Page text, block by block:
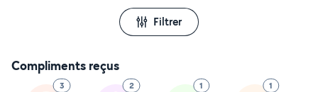
Filtrer
Compliments reçus
3 2 1 1